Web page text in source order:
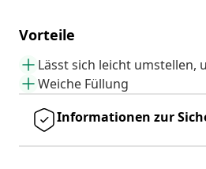
Vorteile
Lässt sich leicht umstellen,
Weiche Füllung
Informationen zur